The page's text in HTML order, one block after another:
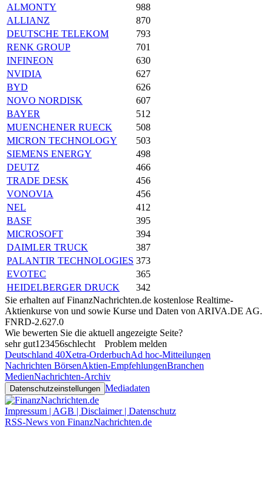
ALMONTY
988
ALLIANZ
870
DEUTSCHE TELEKOM
793
RENK GROUP
701
INFINEON
630
NVIDIA
627
BYD
626
NOVO NORDISK
607
BAYER
512
MUENCHENER RUECK
508
MICRON TECHNOLOGY
503
SIEMENS ENERGY
498
DEUTZ
466
TRADE DESK
456
VONOVIA
456
NEL
412
BASF
395
MICROSOFT
394
DAIMLER TRUCK
387
PALANTIR TECHNOLOGIES 373
EVOTEC
365
HEIDELBERGER DRUCK
342
Sie erhalten auf FinanzNachrichten.de kostenlose Realtime-
Aktienkurse von und sowie Kurse und Daten von ARIVA.DE AG.
FNRD-2.627.0
Wie bewerten Sie die aktuell angezeigte Seite?
sehr gut1 23456schlecht
Problem melden
Deutschland 40Xetra-OrderbuchAd hoc-Mitteilungen
Nachrichten BörsenAktien-EmpfehlungenBranchen
MedienNachrichten-Archiv
Datenschutzeinstellungen Mediadaten
Impressum | AGB | Disclaimer | Datenschutz
RSS-News von FinanzNachrichten.de